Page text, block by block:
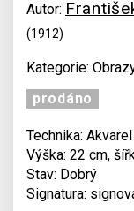
Autor:
(1912)
Kategorie:
prodáno
Technika: Akvarel
Výška: 22 cm,
Stav: Dobrý
Signatura: